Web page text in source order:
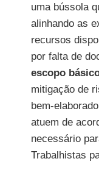
uma bússola
alinhando as
recursos
por falta de
escopo
mitigação de
bem-
atuem de
necessário
Trabalhistas